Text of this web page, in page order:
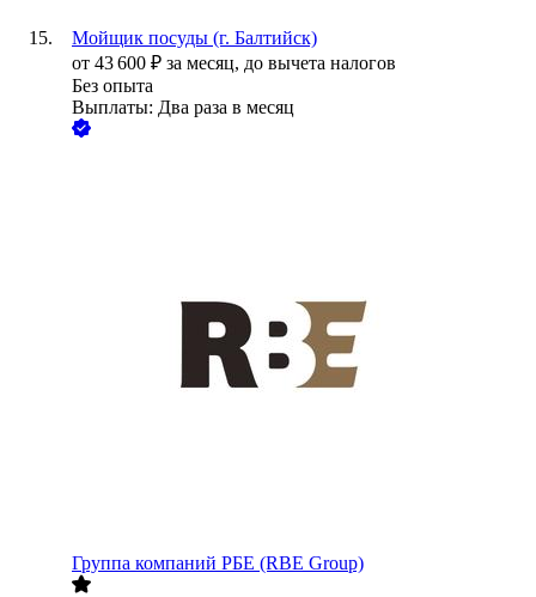
Мойщик посуды (г. Балтийск)
от 43 600 ₽ за месяц, до вычета налогов
Без опыта
Выплаты: Два раза в месяц
Группа компаний РБЕ (RBE Group)